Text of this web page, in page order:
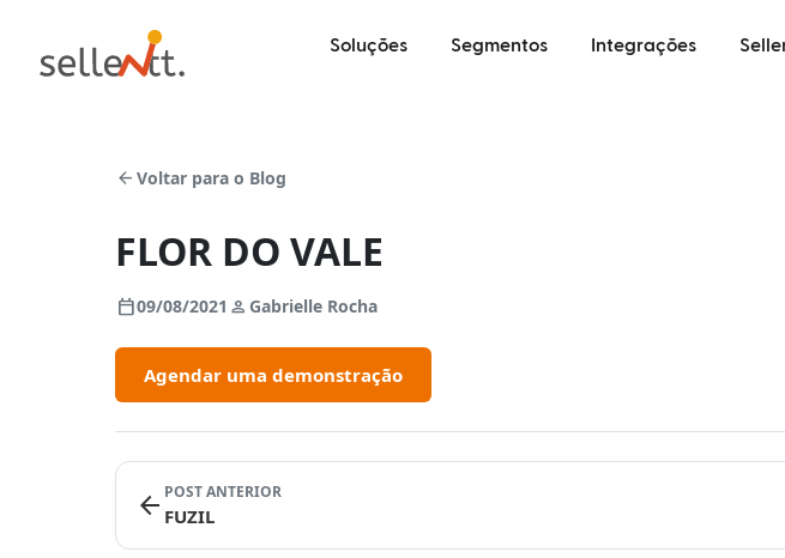
Soluções Segmentos Integrações
arrow_back Voltar para o Blog
FLOR DO VALE
calendar_today09/08/2021 person Gabrielle Rocha
Agendar uma demonstração
arrow_back POST ANTERIOR
FUZIL